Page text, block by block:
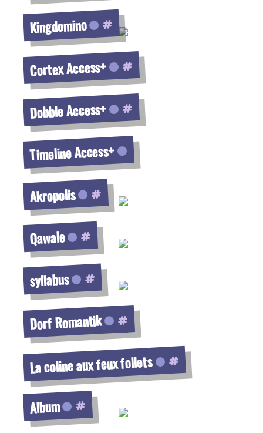
Kingdomino
Cortex Access+
Dobble Access+
Voir la fiche
Timeline Access+
Voir la fiche
Akropolis
Voir la fiche
Qawale
Voir la fiche
syllabus
Dorf Romantik
La coline aux feux follets
Album
Voir la fiche
Voir la fiche